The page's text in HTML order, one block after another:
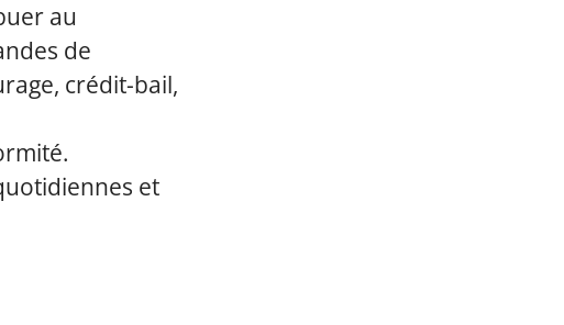
au
de
crédit-bail,
et